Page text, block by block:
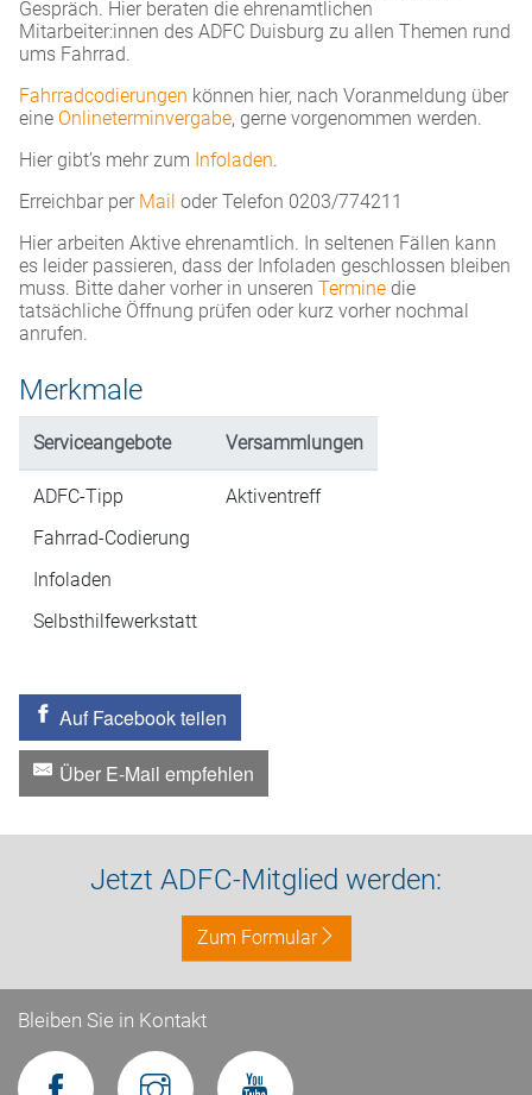
Gespräch. Hier beraten die ehrenamtlichen
Mitarbeiter:innen des ADFC Duisburg zu allen Themen rund
ums Fahrrad.
Fahrradcodierungen können hier, nach Voranmeldung über
eine Onlineterminvergabe, gerne vorgenommen werden.
Hier gibt’s mehr zum Infoladen.
Erreichbar per Mail oder Telefon 0203/774211
Hier arbeiten Aktive ehrenamtlich. In seltenen Fällen kann
es leider passieren, dass der Infoladen geschlossen bleiben
muss. Bitte daher vorher in unseren Termine die
tatsächliche Öffnung prüfen oder kurz vorher nochmal
anrufen.
Merkmale
Serviceangebote Versammlungen
ADFC-Tipp
Fahrrad-Codierung
Infoladen
Selbsthilfewerkstatt
Aktiventreff
Auf Facebook teilen
Über E-Mail empfehlen
Jetzt ADFC-Mitglied werden:
Zum Formular
Bleiben Sie in Kontakt